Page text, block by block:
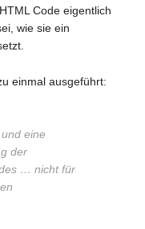
Code eigentlich
wie sie ein
einmal ausgeführt:
eine
der
… nicht für